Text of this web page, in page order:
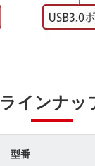
ラインナッ
型番